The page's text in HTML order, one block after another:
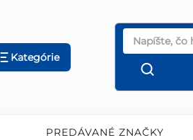
Kategórie
PREDÁVANÉ ZNAČKY